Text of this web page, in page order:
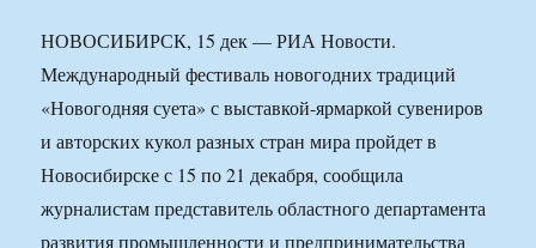
НОВОСИБИРСК, 15 дек — РИА Новости.
Международный фестиваль новогодних традиций
«Новогодняя суета» с выставкой-ярмаркой сувениров
и авторских кукол разных стран мира пройдет в
Новосибирске с 15 по 21 декабря, сообщила
журналистам представитель областного департамента
развития промышленности и предпринимательства